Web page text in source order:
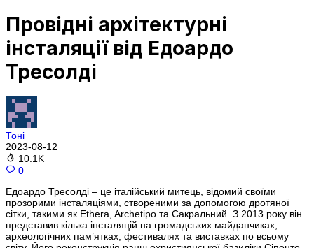
Провідні архітектурні
інсталяції від Едоардо
Тресолді
Тоні
2023-08-12
10.1K
0
Едоардо Тресолді – це італійський митець, відомий своїми
прозорими інсталяціями, створеними за допомогою дротяної
сітки, такими як Ethera, Archetipo та Сакральний. З 2013 року він
представив кілька інсталяцій на громадських майданчиках,
археологічних пам’ятках, фестивалях та виставках по всьому